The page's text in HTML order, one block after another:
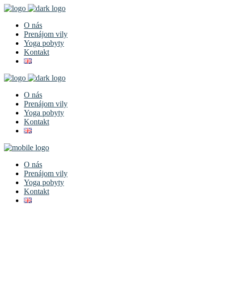
O nás
Prenájom vily
Yoga pobyty
Kontakt
O nás
Prenájom vily
Yoga pobyty
Kontakt
O nás
Prenájom vily
Yoga pobyty
Kontakt